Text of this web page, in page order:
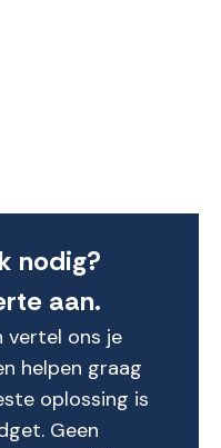
nodig?
aan.
vertel ons je
helpen graag
oplossing is
Geen